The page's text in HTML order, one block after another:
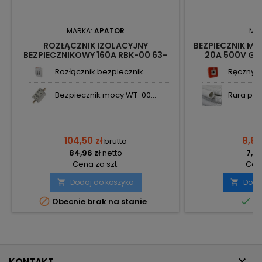
MARKA: APATOR
ROZŁĄCZNIK IZOLACYJNY
BEZPIECZNIKOWY 160A RBK-00 63-
Rozłącznik bezpiecznik...
Bezpiecznik mocy WT-00...
104,50 złbrutto
84,96 złnetto
Cena za szt.
 Dodaj do koszyka
 Obecnie brak na stanie
BEZPIECZNIK
20A 500V GL/
Ręczny
Rura
8,83
7,18

